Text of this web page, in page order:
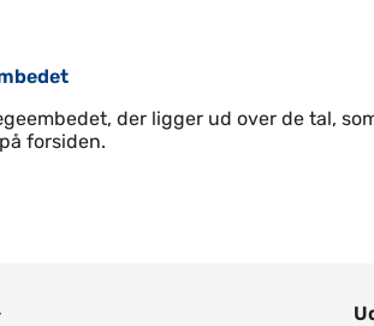
der ligger ud over de tal,
forsiden.